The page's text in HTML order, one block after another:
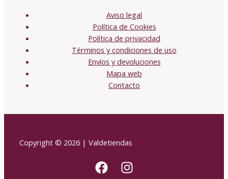
Aviso legal
Política de Cookies
Política de privacidad
Términos y condiciones de uso
Envíos y devoluciones
Mapa web
Contacto
Copyright © 2026 | Valdetiendas